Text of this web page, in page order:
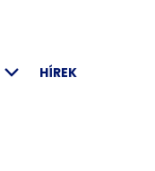
HÍREK